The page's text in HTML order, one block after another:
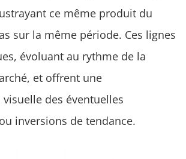
ce même produit du
sur la même période. Ces lignes
évoluant au rythme de la
et offrent une
des éventuelles
inversions de tendance.